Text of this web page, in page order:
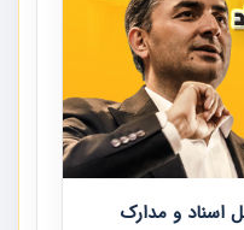
اسناد و مدارک